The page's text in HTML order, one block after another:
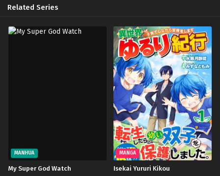
Related Series
MANHUA
My Super God Watch
MANGA
Isekai Yururi Kikou